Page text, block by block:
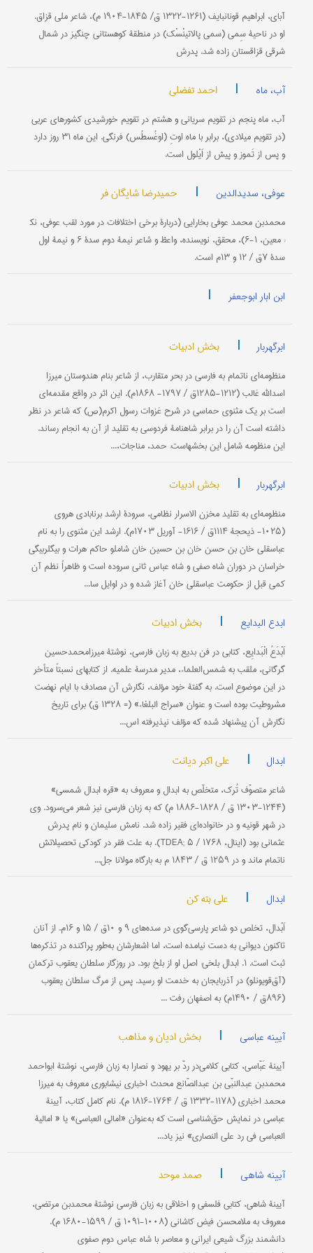
آبای، ابراهیم قونانبایف (۱۲۶۱-۱۳۲۲ ق/ ۱۸۴۵-۱۹۰۴ م)، شاعر ملی قزاق.
او در ناحیۀ سِمی (سمی پالاتینْسْک) در منطقۀ کوهستانی چنگیز در شمال
شرقی قزاقستان زاده شد. پدرش
آب، ماه | احمد تفضلی
آب، ماه پنجم در تقویم سریانی و هشتم در تقویم خورشیدی کشورهای عربی
(در تقویم میلادی)، برابر با ماه اوتِ (اوغُسطُس) فرنگی. این ماه ۳۱ روز دارد
و پس از تَموز و پیش از اَیْلول است.
عوفی، سدیدالدین | حمیدرضا شایگان فر
محمدبن محمد عوفی بخارایی (دربارۀ برخی اختلافات در مورد لقب عوفی، نک‍
: معین، ۱-۶)، محقق، نویسنده، واعظ و شاعر نیمۀ دوم سدۀ ۶ و نیمۀ اول
سدۀ ۷ق / ۱۲ و ۱۳م است.
ابن ابار ابوجعفر |
ابرگهربار | بخش ادبیات
منظومه‌ای ناتمام به فارسی در بحر متقارب، از شاعر بنام هندوستان میرزا
اسدالله غالب (۱۲۱۲-۱۲۸۵ق / ۱۷۹۷- ۱۸۶۸م). این اثر در واقع مقدمه‌ای
است بر یك مثنوی حماسی در شرح غزوات رسول اكرم(ص) كه شاعر در نظر
داشته است آن را در برابر شاهنامۀ فردوسی به تقلید از آن به انجام رساند.
این منظومه شامل این بخشهاست: حمد، مناجات،...
ابرگهربار | بخش ادبیات
منظومه‌ای به تقلید مخزن الاسرار نظامی، سرودۀ ارشد برنابادی هروی
(۱۰۲۵- ذیحجۀ ۱۱۱۴ق / ۱۶۱۶- آوریل ۱۷۰۳م). ارشد این مثنوی را به نام
عباسقلی خان بن حسن خان بن حسین خان شاملو حاكم هرات و بیگلربیگی
خراسان در دوران شاه صفی و شاه عباس ثانی سروده است و ظاهراً نظم آن
كمی قبل از حكومت عباسقلی خان آغاز شده و در اوایل سا...
ابدع البدایع | بخش ادبیات
اَبْدَعُ الْبَدایِع، کتابی در فن بدیع به زبان فارسی، نوشتۀ میرزامحمدحسین
گرگانی، ملقب به شمس‌العلماء، مدیر مدرسۀ علمیه. از کتابهای نسبتاً متأخر
در این موضوع است. به گفتۀ خود مؤلف، نگارش آن مصادف با ایام نهضت
مشروطیت بوده است و عنوان «سراج البلغاء» (= ۱۳۲۸ ق) برای تاریخ
نگارش آن پیشنهاد شده که مؤلف نپذیرفته اس...
ابدال | علی اکبر دیانت
شاعر متصوّف تُرک، متخلّص به ابدال و معروف به «قره ابدال شمسی»
(۱۲۴۴-۱۳۰۳ ق / ۱۸۲۸-۱۸۸۶ م) که به زبان فارسی نیز شعر می‌سرود. وی
در شهر قونیه و در خانواده‌ای فقیر زاده شد. نامش سلیمان و نام پدرش
عثمانی بود (اینال، TDEA; ۵ / ۱۷۶۸). به علت فقر در کودکی تحصیلاتش
ناتمام ماند و در ۱۲۵۹ ق / ۱۸۴۳ م به بارگاه مولانا جل...
ابدال | علی بته کن
اَبْدال، تخلص دو شاعر پارسی‌گوی در سده‌های ۹ و ۱۰ق / ۱۵ و ۱۶م. از آنان
تاکنون دیوانی به دست نیامده است، اما اشعارشان به‌طور پراکنده در تذکره‌ها
ثبت است. ۱. ابدال بلخی: اصل او از بلخ بود. در روزگار سلطان یعقوب ترکمان
(آق‌قویونلو) در آذربایجان به خدمت او رسید. پس از مرگ سلطان یعقوب
(۸۹۶ق / ۱۴۹۰م) به اصفهان رفت ...
آیینه عباسی | بخش ادیان و مذاهب
آیینۀ عَبّاسی، كتابی كلامی‌در ردّ بر یهود و نصارا به زبان فارسی، نوشتۀ ابواحمد
محمدبن عبدالنبّی بن عبدالصّانع محدث اخباری نیشابوری معروف به میرزا
محمد اخباری (۱۱۷۸-۱۳۳۲ ق / ۱۷۶۴-۱۸۱۶ م). نام كامل كتاب، آیینۀ
عباسی در نمایش حق‌شناسی است كه به‌عنوان «امالی العباسی» یا « امالیة
العباسی فی رد علی النصاری» نیز یاد...
آیینه شاهی | صمد موحد
آیینۀ شاهی، كتابی فلسفی و اخلاقی به زبان فارسی نوشتۀ محمدبن مرتضی،
معروف به ملامحسن فیض كاشانی (۱۰۰۸-۱۰۹۱ ق / ۱۵۹۹-۱۶۸۰ م).
دانشمند بزرگ شیعی ایرانی و معاصر با شاه عباس دوم صفوی